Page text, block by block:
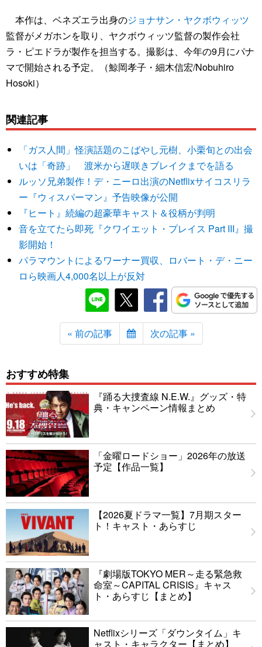
本作は、ベネズエラ出身のジョナサン・ヤクボウィッツ
監督がメガホンを取り、ヤクボウィッツ監督の製作会社
ラ・ピエドラが製作を担当する。撮影は、今年の9月にパナ
マで開始される予定。（鯨岡孝子・細木信宏/Nobuhiro
Hosoki）
関連記事
「ガス人間」怪演話題のこばやし元樹、小栗旬との出会
いは「奇跡」 渡米から遅咲きブレイクまでを語る
ルッソ兄弟製作！デ・ニーロ出演のNetflixサイコスリラ
ー『ウィスパーマン』予告映像が公開
『ヒート』続編の超豪華キャスト＆役柄が判明
音を立てたら即死『クワイエット・プレイス Part III』撮
影開始！
パラマウントによるワーナー買収、ロバート・デ・ニー
ロら映画人4,000名以上が反対
« 前の記事 次の記事 »
おすすめ特集
『踊る大捜査線 N.E.W.』グッズ・特
典・キャンペーン情報まとめ
「金曜ロードショー」2026年の放送
予定【作品一覧】
【2026夏ドラマ一覧】7月期スター
ト！キャスト・あらすじ
『劇場版TOKYO MER～走る緊急救
命室～CAPITAL CRISIS』キャス
ト・あらすじ【まとめ】
Netflixシリーズ「ダウンタイム」キ
ャスト・キャラクター【まとめ】